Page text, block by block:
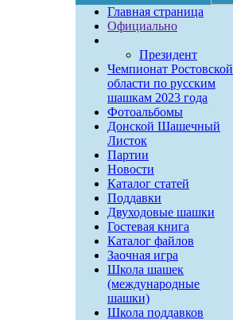
Главная страница
Официально
Президент
Чемпионат Ростовской
области по русским
шашкам 2023 года
Фотоальбомы
Донской Шашечный
Листок
Партии
Новости
Каталог статей
Поддавки
Двуходовые шашки
Гостевая книга
Каталог файлов
Заочная игра
Школа шашек
(международные
шашки)
Школа поддавков